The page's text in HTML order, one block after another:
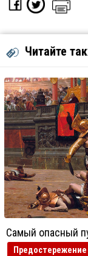
Читайте
Самый опасный